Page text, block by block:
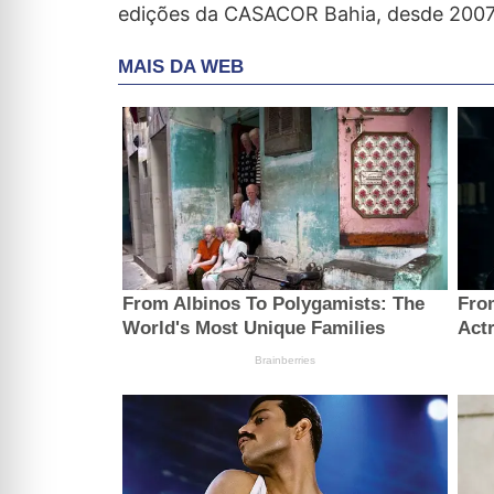
edições da CASACOR Bahia, desde